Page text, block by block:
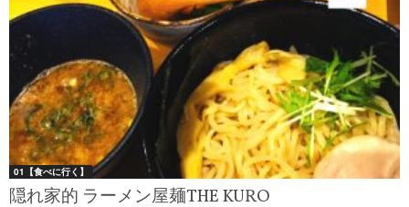
01【食べに行く】
隠れ家的 ラーメン屋麺THE KURO